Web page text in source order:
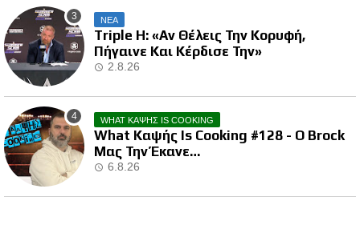
ΝΕΑ
Triple H: «Αν Θέλεις Την Κορυφή,
Πήγαινε Και Κέρδισε Την»
2.8.26
WHAT ΚΑΨΗΣ IS COOKING
What Καψής Is Cooking #128 - Ο Brock
Μας Την Έκανε…
6.8.26